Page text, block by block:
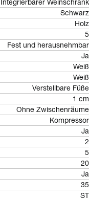
Integrierbarer Weinschrank
Schwarz
Holz
5
Fest und herausnehmbar
Ja
Weiß
Weiß
Verstellbare Füße
1 cm
Ohne Zwischenräume
Kompressor
Ja
2
5
20
Ja
35
ST